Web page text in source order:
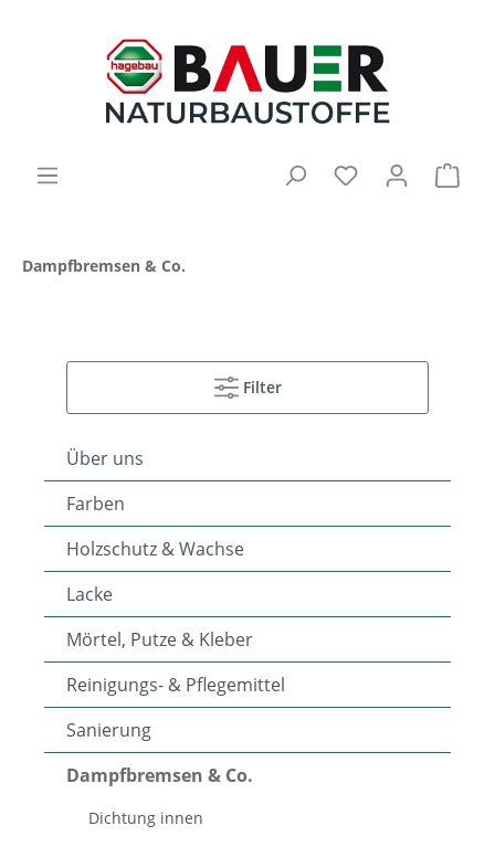
Dampfbremsen & Co.
Filter
Über uns
Farben
Holzschutz & Wachse
Lacke
Mörtel, Putze & Kleber
Reinigungs- & Pflegemittel
Sanierung
Dampfbremsen & Co.
Dichtung innen